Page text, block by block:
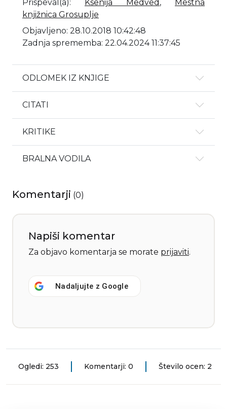
Prispeval(a): Ksenija Medved ,
Mestna
knjižnica Grosuplje
Objavljeno: 28.10.2018 10:42:48
Zadnja sprememba: 22.04.2024 11:37:45
ODLOMEK IZ KNJIGE
CITATI
KRITIKE
BRALNA VODILA
Komentarji (0)
Napiši komentar
Za objavo komentarja se morate prijaviti.
Nadaljujte z Google
Ogledi: 253 Komentarji: 0 Število ocen: 2